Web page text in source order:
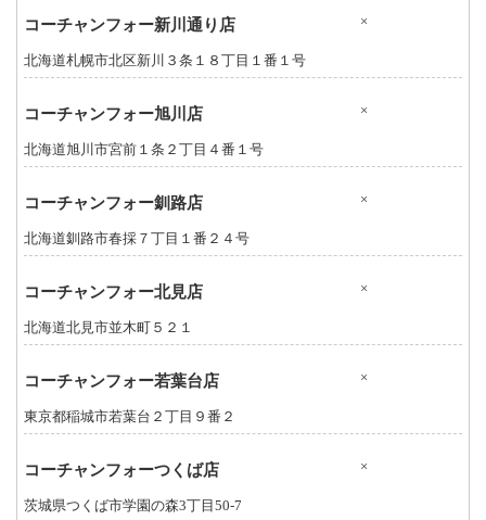
コーチャンフォー新川通り店 ×
北海道札幌市北区新川３条１８丁目１番１号
コーチャンフォー旭川店 ×
北海道旭川市宮前１条２丁目４番１号
コーチャンフォー釧路店 ×
北海道釧路市春採７丁目１番２４号
コーチャンフォー北見店 ×
北海道北見市並木町５２１
コーチャンフォー若葉台店 ×
東京都稲城市若葉台２丁目９番２
コーチャンフォーつくば店 ×
茨城県つくば市学園の森3丁目50-7